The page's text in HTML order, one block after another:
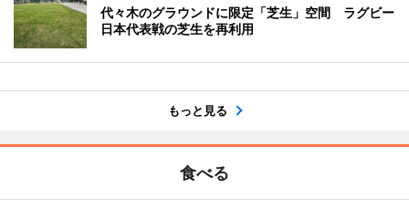
代々木のグラウンドに限定「芝生」空間 ラグビー
日本代表戦の芝生を再利用
もっと見る
食べる